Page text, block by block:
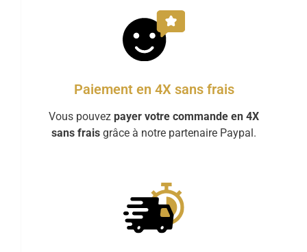
Paiement en 4X sans frais
Vous pouvez payer votre commande en 4X
sans frais grâce à notre partenaire Paypal.